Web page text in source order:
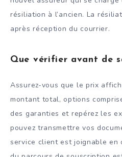
résiliation à l’ancien. La
après réception du courrier.
Que vérifier avant de
Assurez-vous que le prix
montant total, options
des garanties et repérez les
pouvez transmettre vos
service client est joignable en